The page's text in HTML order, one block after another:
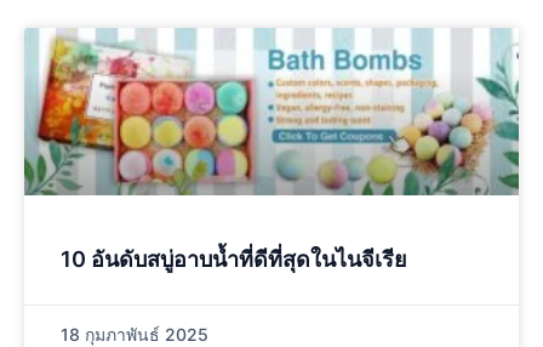
10 อันดับสบู่อาบน้ำที่ดีที่สุดในไนจีเรีย
18 กุมภาพันธ์ 2025